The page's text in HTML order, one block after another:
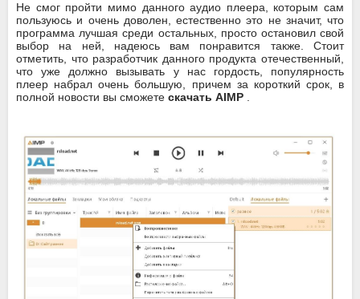
Не смог пройти мимо данного аудио плеера, которым сам
пользуюсь и очень доволен, естественно это не значит, что
программа лучшая среди остальных, просто остановил свой
выбор на ней, надеюсь вам понравится также. Стоит
отметить, что разработчик данного продукта отечественный,
что уже должно вызывать у нас гордость, популярность
плеер набрал очень большую, причем за короткий срок, в
полной новости вы сможете скачать AIMP